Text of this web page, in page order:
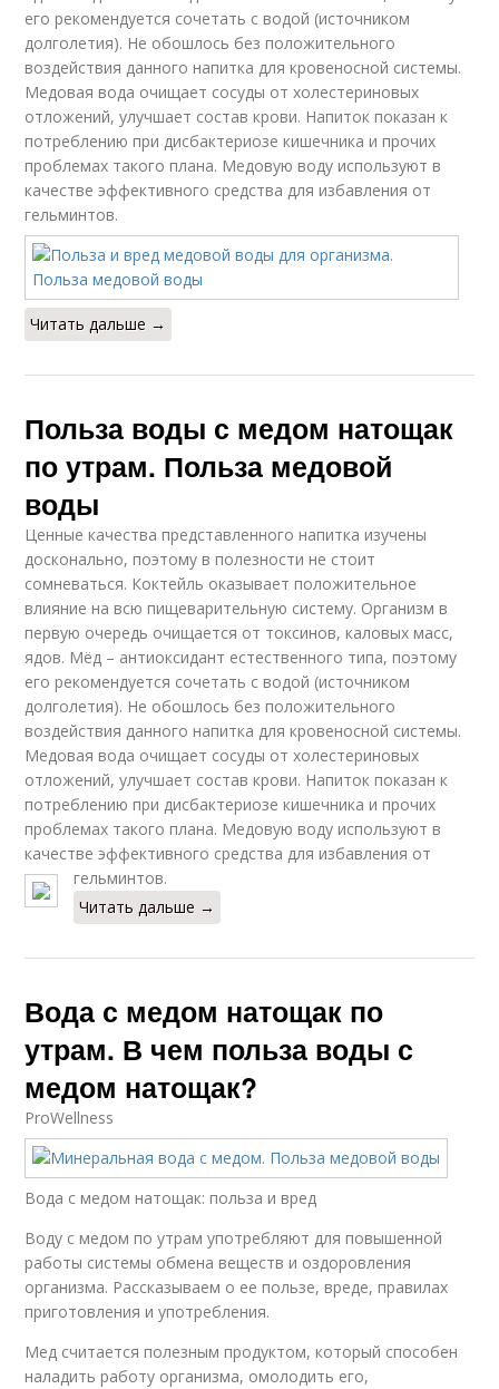
его рекомендуется сочетать с водой (источником
долголетия). Не обошлось без положительного
воздействия данного напитка для кровеносной системы.
Медовая вода очищает сосуды от холестериновых
отложений, улучшает состав крови. Напиток показан к
потреблению при дисбактериозе кишечника и прочих
проблемах такого плана. Медовую воду используют в
качестве эффективного средства для избавления от
гельминтов.
Читать дальше →
Польза воды с медом натощак
по утрам. Польза медовой
воды
Ценные качества представленного напитка изучены
досконально, поэтому в полезности не стоит
сомневаться. Коктейль оказывает положительное
влияние на всю пищеварительную систему. Организм в
первую очередь очищается от токсинов, каловых масс,
ядов. Мёд – антиоксидант естественного типа, поэтому
его рекомендуется сочетать с водой (источником
долголетия). Не обошлось без положительного
воздействия данного напитка для кровеносной системы.
Медовая вода очищает сосуды от холестериновых
отложений, улучшает состав крови. Напиток показан к
потреблению при дисбактериозе кишечника и прочих
проблемах такого плана. Медовую воду используют в
качестве эффективного средства для избавления от
гельминтов.
Читать дальше →
Вода с медом натощак по
утрам. В чем польза воды с
медом натощак?
ProWellness
Вода с медом натощак: польза и вред
Воду с медом по утрам употребляют для повышенной
работы системы обмена веществ и оздоровления
организма. Рассказываем о ее пользе, вреде, правилах
приготовления и употребления.
Мед считается полезным продуктом, который способен
наладить работу организма, омолодить его,